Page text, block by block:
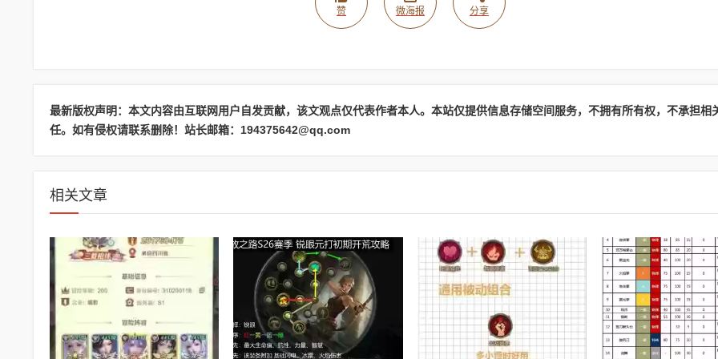
赞 微海报 分享
最新版权声明：本文内容由互联网用户自发贡献，该文观点仅代表作者本人。本站仅提供信息存储空间服务，不拥有所有权，不承担相
任。如有侵权请联系删除！站长邮箱：194375642@qq.com
相关文章